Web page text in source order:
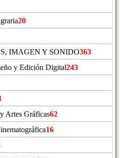
20
IMAGEN Y SONIDO363
y Edición Digital243
Artes Gráficas62
16